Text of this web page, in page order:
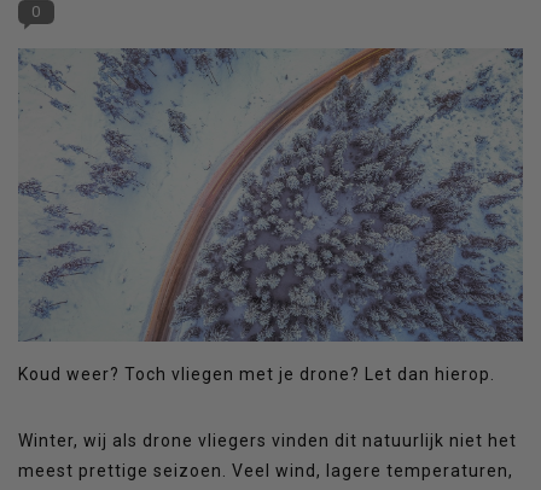
0
Koud weer? Toch vliegen met je drone? Let dan hierop.
Winter, wij als drone vliegers vinden dit natuurlijk niet het
meest prettige seizoen. Veel wind, lagere temperaturen,